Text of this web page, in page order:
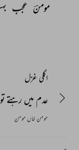
مومنؔ عجب
اگلی غزل
عدم میں رہتے
مومن خاں مومن